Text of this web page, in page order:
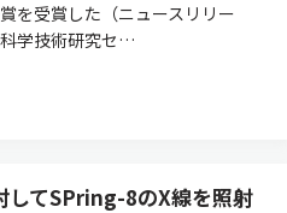
を受賞した（ニュースリリー
学技術研究セ…
してSPring-8のX線を照射